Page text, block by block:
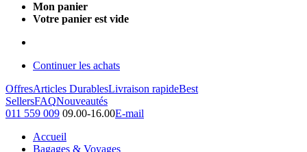
Mon panier
Votre panier est vide
Continuer les achats
OffresArticles DurablesLivraison rapideBest
SellersFAQNouveautés
011 559 009 09.00-16.00E-mail
Accueil
Bagages & Voyages